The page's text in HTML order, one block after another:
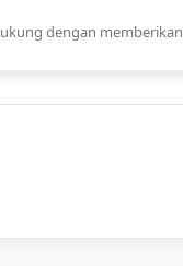
dengan memberikan